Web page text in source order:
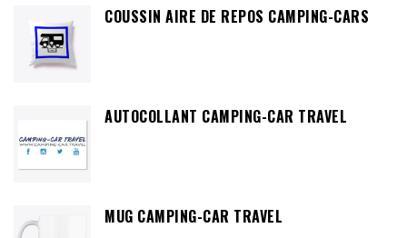
COUSSIN AIRE DE REPOS CAMPING-CARS
AUTOCOLLANT CAMPING-CAR TRAVEL
MUG CAMPING-CAR TRAVEL